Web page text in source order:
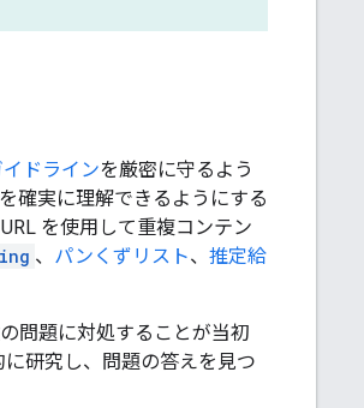
ドラインを厳密に守るよう
確実に理解できるようにする
を使用して重複コンテン
、 パンくずリスト、 推定給
問題に対処することが当初
に研究し、問題の答えを見つ